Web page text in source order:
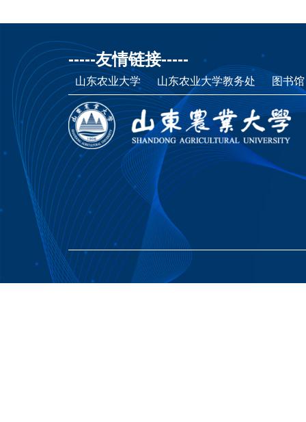
-----友情链接-----
山东农业大学 山东农业大学教务处 图书